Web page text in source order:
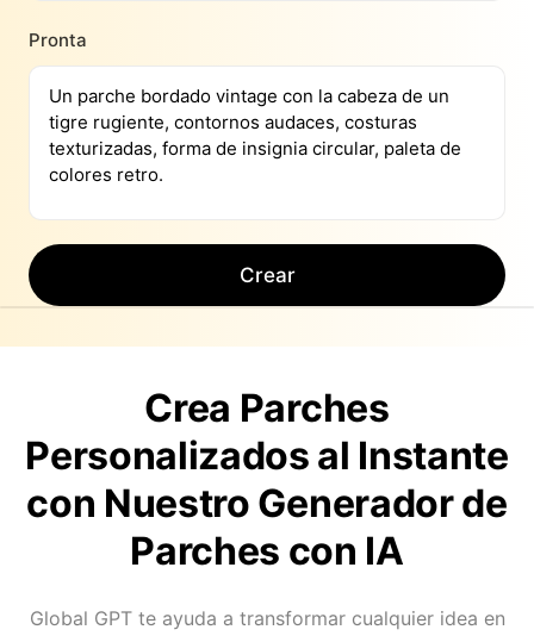
Pronta
Crear
Crea Parches
Personalizados al Instante
con Nuestro Generador de
Parches con IA
Global GPT te ayuda a transformar cualquier idea en